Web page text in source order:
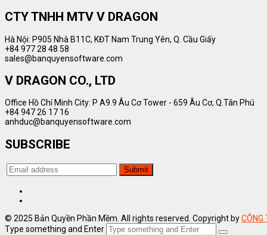
CTY TNHH MTV V DRAGON
Hà Nội: P905 Nhà B11C, KĐT Nam Trung Yên, Q. Cầu Giấy
+84 977 28 48 58
sales@banquyensoftware.com
V DRAGON CO., LTD
Office Hồ Chí Minh City: P A9.9 Âu Cơ Tower - 659 Âu Cơ, Q.Tân Phú
+84 947 26 17 16
anhduc@banquyensoftware.com
SUBSCRIBE
© 2025 Bản Quyền Phần Mềm. All rights reserved. Copyright byCÔNG
Type something and Enter